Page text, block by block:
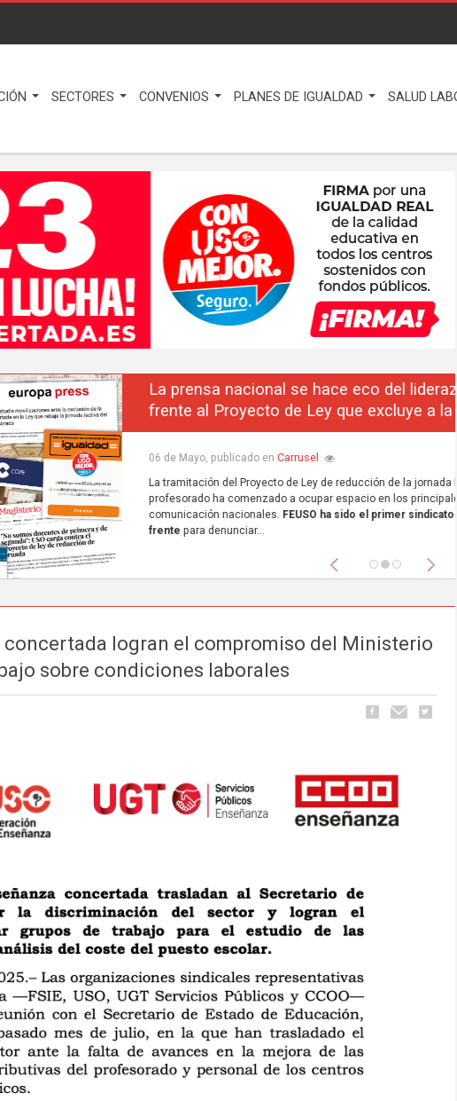
SECTORES CONVENIOS PLANES DE IGUALDAD SALUD
La prensa nacional se hace eco del liderazgo de FEUSO
frente al Proyecto de Ley que excluye a la concertada
06 de Mayo, publicado enCarrusel
La tramitación del Proyecto de Ley de reducción de la jornada lectiva del
profesorado ha comenzado a ocupar espacio en los principales medios de
comunicación nacionales.FEUSO ha sido el primer sindicato en dar un paso al
frentepara denunciar...
Anterior
concertada logran el compromiso del Ministerio
sobre condiciones laborales